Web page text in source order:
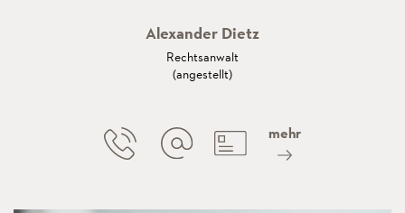
Alexander Dietz
Rechtsanwalt
(angestellt)
mehr